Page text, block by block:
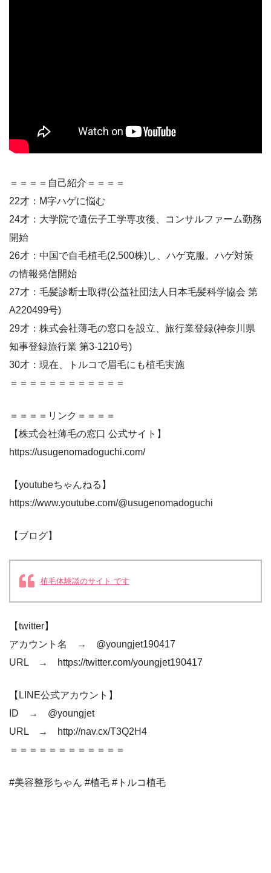
＝＝＝＝自己紹介＝＝＝＝
22才：M字ハゲに悩む
24才：大学院で遺伝子工学専攻後、コンサルファーム勤務
開始
26才：中国で自毛植毛(2,500株)し、ハゲ克服。ハゲ対策
の情報発信開始
27才：毛髪診断士取得(公益社団法人日本毛髪科学協会 第
A220499号)
29才：株式会社薄毛の窓口を設立、旅行業登録(神奈川県
知事登録旅行業 第3-1210号)
30才：現在、トルコで眉毛にも植毛実施
＝＝＝＝＝＝＝＝＝＝＝＝
＝＝＝＝リンク＝＝＝＝
【株式会社薄毛の窓口 公式サイト】
https://usugenomadoguchi.com/
【youtubeちゃんねる】
https://www.youtube.com/@usugenomadoguchi
【ブログ】
植毛体験談のサイト です
【twitter】
アカウント名 → @youngjet190417
URL → https://twitter.com/youngjet190417
【LINE公式アカウント】
ID → @youngjet
URL → http://nav.cx/T3Q2H4
＝＝＝＝＝＝＝＝＝＝＝＝
#美容整形ちゃん #植毛 #トルコ植毛